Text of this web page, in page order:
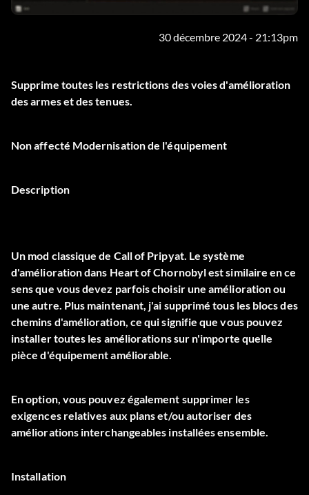
30 décembre 2024 - 21:13pm
Supprime toutes les restrictions des voies d'amélioration
des armes et des tenues.
Non affecté Modernisation de l'équipement
Description
Un mod classique de Call of Pripyat. Le système
d'amélioration dans Heart of Chornobyl est similaire en ce
sens que vous devez parfois choisir une amélioration ou
une autre. Plus maintenant, j'ai supprimé tous les blocs des
chemins d'amélioration, ce qui signifie que vous pouvez
installer toutes les améliorations sur n'importe quelle
pièce d'équipement améliorable.
En option, vous pouvez également supprimer les
exigences relatives aux plans et/ou autoriser des
améliorations interchangeables installées ensemble.
Installation